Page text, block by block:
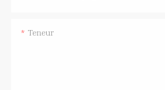
Teneur